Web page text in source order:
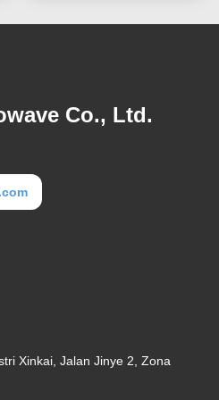
Co., Ltd.
Xinkai, Jalan Jinye 2, Zona